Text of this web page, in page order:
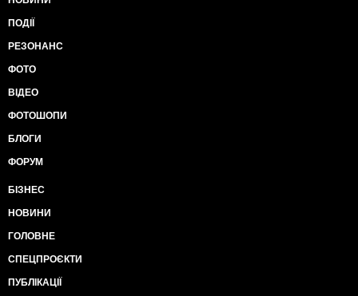
ПОДІЇ
РЕЗОНАНС
ФОТО
ВІДЕО
ФОТОШОПИ
БЛОГИ
ФОРУМ
БІЗНЕС
НОВИНИ
ГОЛОВНЕ
СПЕЦПРОЄКТИ
ПУБЛІКАЦІЇ